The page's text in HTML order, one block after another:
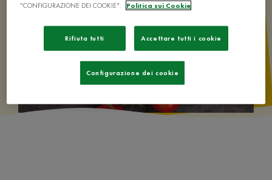
"CONFIGURAZIONE DEI COOKIE".
Politica sui Cookie
Rifiuta tutti Accettare tutti i cookie
Configurazione dei cookie